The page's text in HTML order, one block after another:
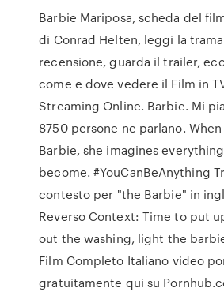
Barbie Mariposa, scheda del
di Conrad Helten, leggi la
recensione, guarda il trailer,
come e dove vedere il Film in
Streaming Online. Barbie. Mi
8750 persone ne parlano.
Barbie, she imagines
become. #YouCanBeAnything
contesto per "the Barbie" in
Reverso Context: Time to put
out the washing, light the
Film Completo Italiano video
gratuitamente qui su